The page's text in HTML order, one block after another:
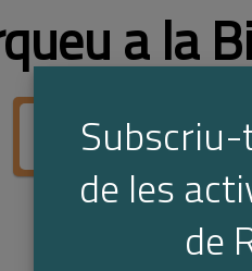
a la
de les
de